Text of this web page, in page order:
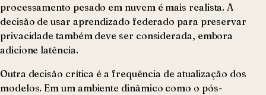
processamento pesado em nuvem é mais realista. A
decisão de usar aprendizado federado para preservar
privacidade também deve ser considerada, embora
adicione latência.
Outra decisão crítica é a frequência de atualização dos
modelos. Em um ambiente dinâmico como o pós-